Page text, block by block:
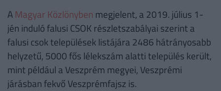
A Magyar Közlönyben megjelent, a 2019. július 1-
jén induló falusi CSOK részletszabályai szerint a
falusi csok települések listájára 2486 hátrányosabb
helyzetű, 5000 fős lélekszám alatti település került,
mint például a Veszprém megyei, Veszprémi
járásban fekvő Veszprémfajsz is.